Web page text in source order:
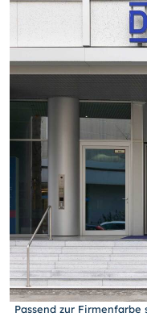
Passend zur